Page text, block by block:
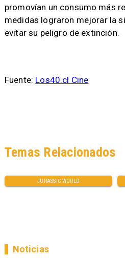
promovían un consumo más
medidas lograron mejorar la
evitar su peligro de extinción.
Fuente: Los40.cl Cine
JURASSIC WORLD
Temas Relacionados
Noticias